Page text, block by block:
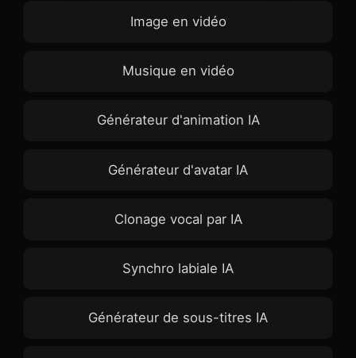
Image en vidéo
Musique en vidéo
Générateur d'animation IA
Générateur d'avatar IA
Clonage vocal par IA
Synchro labiale IA
Générateur de sous-titres IA